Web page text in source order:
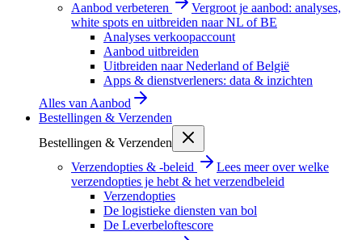
Aanbod verbeteren
Vergroot je aanbod: analyses,
white spots en uitbreiden naar NL of BE
Analyses verkoopaccount
Aanbod uitbreiden
Uitbreiden naar Nederland of België
Apps & dienstverleners: data & inzichten
Alles van Aanbod
Bestellingen & Verzenden
Bestellingen & Verzenden
Verzendopties & -beleid
Lees meer over welke
verzendopties je hebt & het verzendbeleid
Verzendopties
De logistieke diensten van bol
De Leverbeloftescore